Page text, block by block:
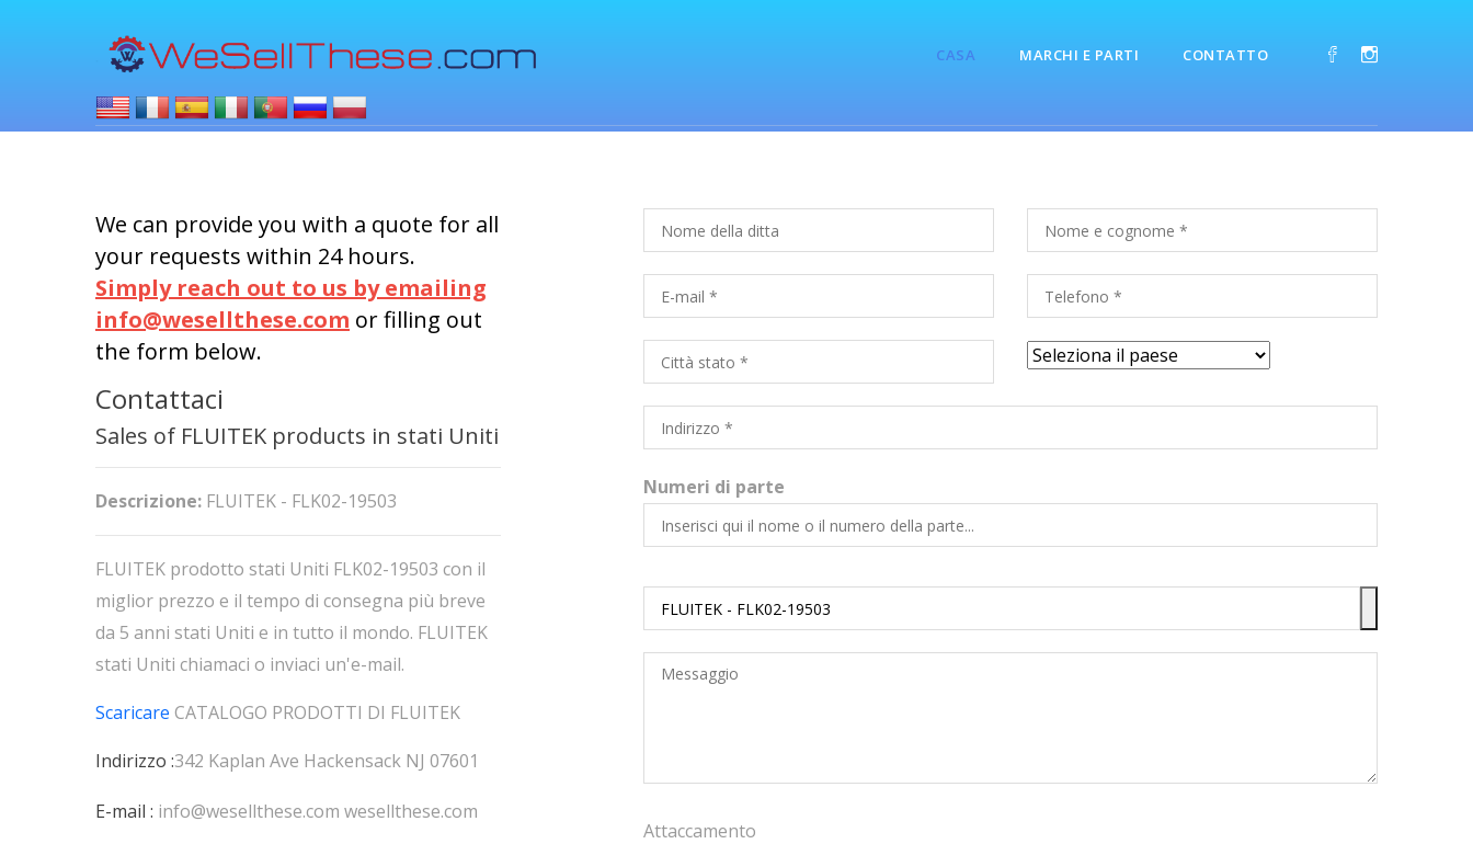
CASA MARCHI E PARTI CONTATTO
We can provide you with a quote for all
your requests within 24 hours.
Simply reach out to us by emailing
info@wesellthese.com or filling out
the form below.
Contattaci
Sales of FLUITEK products in stati Uniti
Descrizione: FLUITEK - FLK02-19503
FLUITEK prodotto stati Uniti FLK02-19503 con il
miglior prezzo e il tempo di consegna più breve
da 5 anni stati Uniti e in tutto il mondo. FLUITEK
stati Uniti chiamaci o inviaci un'e-mail.
Scaricare CATALOGO PRODOTTI DI FLUITEK
Indirizzo :342 Kaplan Ave Hackensack NJ 07601
E-mail : info@wesellthese.com wesellthese.com
Numeri di parte
Attaccamento